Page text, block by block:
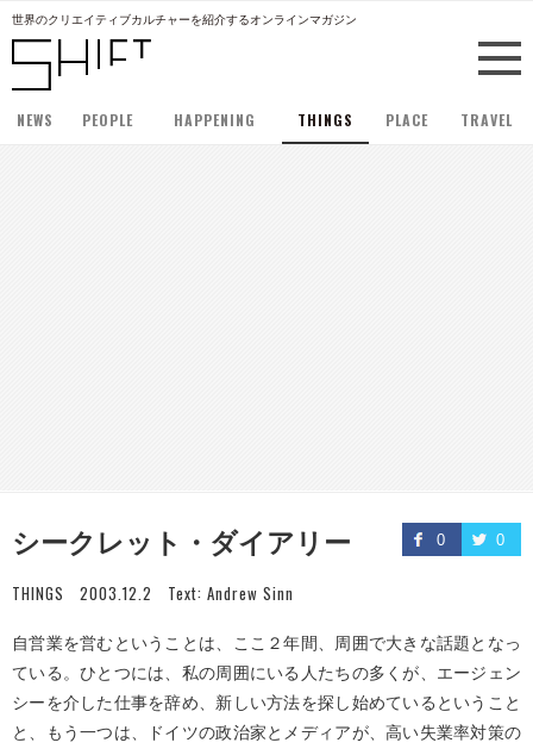
世界のクリエイティブカルチャーを紹介するオンラインマガジン
NEWS PEOPLE HAPPENING THINGS PLACE TRAVEL
0 0
シークレット・ダイアリー
THINGS 2003.12.2 Text: Andrew Sinn
自営業を営むということは、ここ２年間、周囲で大きな話題となっ
ている。ひとつには、私の周囲にいる人たちの多くが、エージェン
シーを介した仕事を辞め、新しい方法を探し始めているということ
と、もう一つは、ドイツの政治家とメディアが、高い失業率対策の